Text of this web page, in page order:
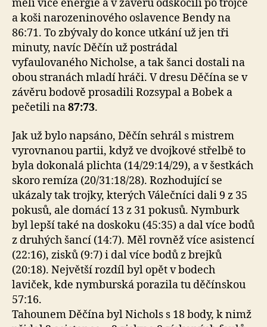
měli více energie a v závěru odskočili po trojce
a koši narozeninového oslavence Bendy na
86:71. To zbývaly do konce utkání už jen tři
minuty, navíc Děčín už postrádal
vyfaulovaného Nicholse, a tak šanci dostali na
obou stranách mladí hráči. V dresu Děčína se v
závěru bodově prosadili Rozsypal a Bobek a
pečetili na87:73.
Jak už bylo napsáno, Děčín sehrál s mistrem
vyrovnanou partii, když ve dvojkové střelbě to
byla dokonalá plichta (14/29:14/29), a v šestkách
skoro remíza (20/31:18/28). Rozhodující se
ukázaly tak trojky, kterých Válečníci dali 9 z 35
pokusů, ale domácí 13 z 31 pokusů. Nymburk
byl lepší také na doskoku (45:35) a dal více bodů
z druhých šancí (14:7). Měl rovněž více asistencí
(22:16), zisků (9:7) i dal více bodů z brejků
(20:18). Největší rozdíl byl opět v bodech
laviček, kde nymburská porazila tu děčínskou
57:16.
Tahounem Děčína byl Nichols s 18 body, k nimž